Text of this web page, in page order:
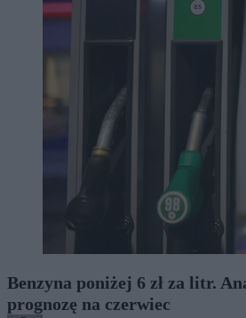
Benzyna poniżej 6 zł za litr.
prognozę na czerwiec